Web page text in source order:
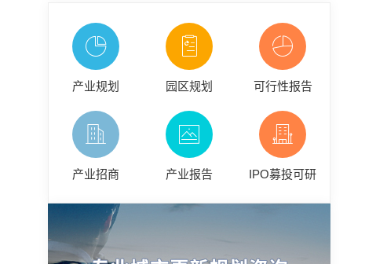
产业规划 园区规划 可行性报告
产业招商 产业报告 IPO募投可研